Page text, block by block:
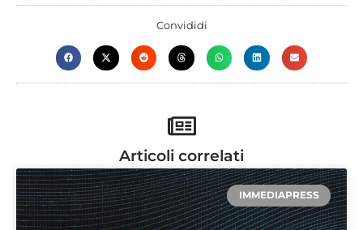
Convididi
Articoli correlati
IMMEDIAPRESS